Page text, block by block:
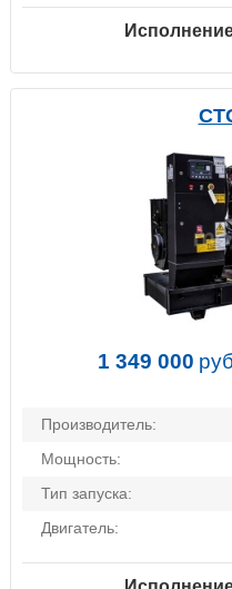
1 349 000
Производитель:
Мощность:
Тип запуска:
Двигатель: